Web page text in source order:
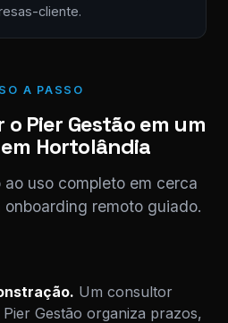
cliente.
A PASSO
Pier Gestão em um
Hortolândia
uso completo em cerca
remoto guiado.
Um consultor
Gestão organiza prazos,